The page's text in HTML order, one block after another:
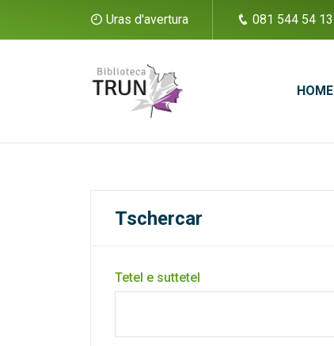
Uras d'avertura 081 544 54 13
HOME
Tschercar
Tetel e suttetel